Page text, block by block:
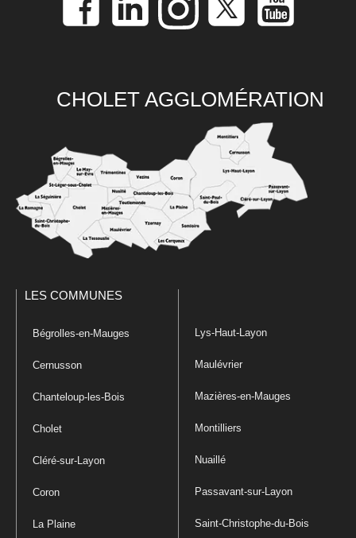
CHOLET AGGLOMÉRATION
LES COMMUNES
Bégrolles-en-Mauges
Cernusson
Chanteloup-les-Bois
Cholet
Cléré-sur-Layon
Coron
La Plaine
Lys-Haut-Layon
Maulévrier
Mazières-en-Mauges
Montilliers
Nuaillé
Passavant-sur-Layon
Saint-Christophe-du-Bois